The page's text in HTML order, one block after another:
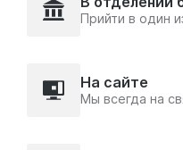
Прийти в один
На сайте
Мы всегда на